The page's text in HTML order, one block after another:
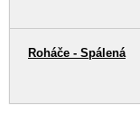
Roháče - Spálená